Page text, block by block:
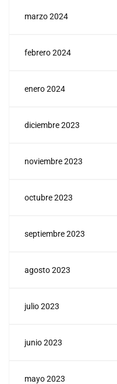
marzo 2024
febrero 2024
enero 2024
diciembre 2023
noviembre 2023
octubre 2023
septiembre 2023
agosto 2023
julio 2023
junio 2023
mayo 2023